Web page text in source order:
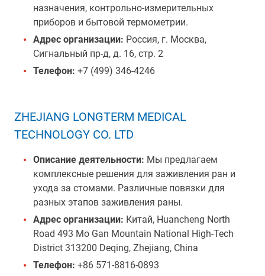
назначения, контрольно-измерительных
приборов и бытовой термометрии.
Адрес организации: Россия, г. Москва,
Сигнальный пр-д, д. 16, стр. 2
Телефон: +7 (499) 346-4246
ZHEJIANG LONGTERM MEDICAL
TECHNOLOGY CO. LTD
Описание деятельности: Мы предлагаем
комплексные решения для заживления ран и
ухода за стомами. Различные повязки для
разных этапов заживления раны.
Адрес организации: Китай, Huancheng North
Road 493 Mo Gan Mountain National High-Tech
District 313200 Deqing, Zhejiang, China
Телефон: +86 571-8816-0893